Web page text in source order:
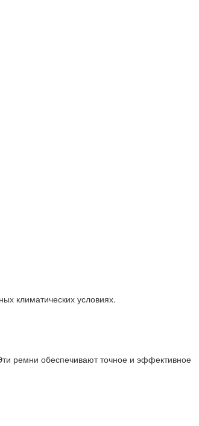
климатических условиях.
ремни обеспечивают точное и эффективное